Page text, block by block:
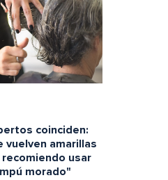
coinciden:
vuelven amarillas
usar
morado"